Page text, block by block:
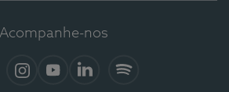
Acompanhe-nos